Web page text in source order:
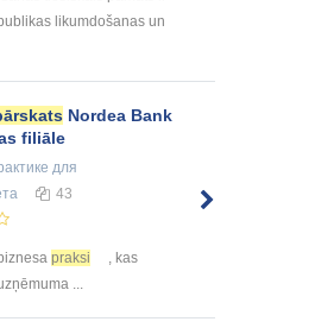
likumdošanas un
Nordea Bank
filiāle
для
43
praksi
, kas
...